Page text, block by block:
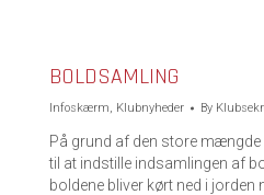
BOLDSAMLING
Infoskærm, Klubnyheder By
På grund af den store
til at indstille indsamlingen af
boldene bliver kørt ned i jorden